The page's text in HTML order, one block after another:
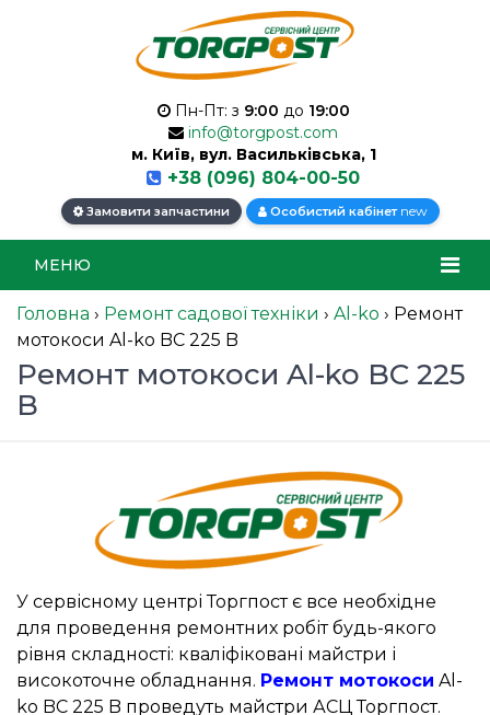
Пн-Пт: з 9:00 до 19:00
info@torgpost.com
м. Київ, вул. Васильківська, 1
+38 (096) 804-00-50
Замовити запчастини Особистий кабінет new
МЕНЮ
Головна › Ремонт садової техніки › Al-ko › Ремонт
мотокоси Al-ko BC 225 B
Ремонт мотокоси Al-ko BC 225
B
У сервісному центрі Торгпост є все необхідне
для проведення ремонтних робіт будь-якого
рівня складності: кваліфіковані майстри і
високоточне обладнання. Ремонт мотокоси Al-
ko BC 225 B проведуть майстри АСЦ Торгпост.